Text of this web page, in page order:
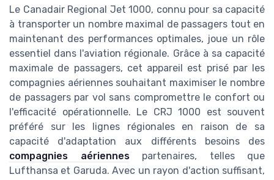
Le Canadair Regional Jet 1000, connu pour sa capacité
à transporter un nombre maximal de passagers tout en
maintenant des performances optimales, joue un rôle
essentiel dans l'aviation régionale. Grâce à sa capacité
maximale de passagers, cet appareil est prisé par les
compagnies aériennes souhaitant maximiser le nombre
de passagers par vol sans compromettre le confort ou
l'efficacité opérationnelle. Le CRJ 1000 est souvent
préféré sur les lignes régionales en raison de sa
capacité d'adaptation aux différents besoins des
compagnies aériennespartenaires, telles que
Lufthansa et Garuda. Avec un rayon d'action suffisant,